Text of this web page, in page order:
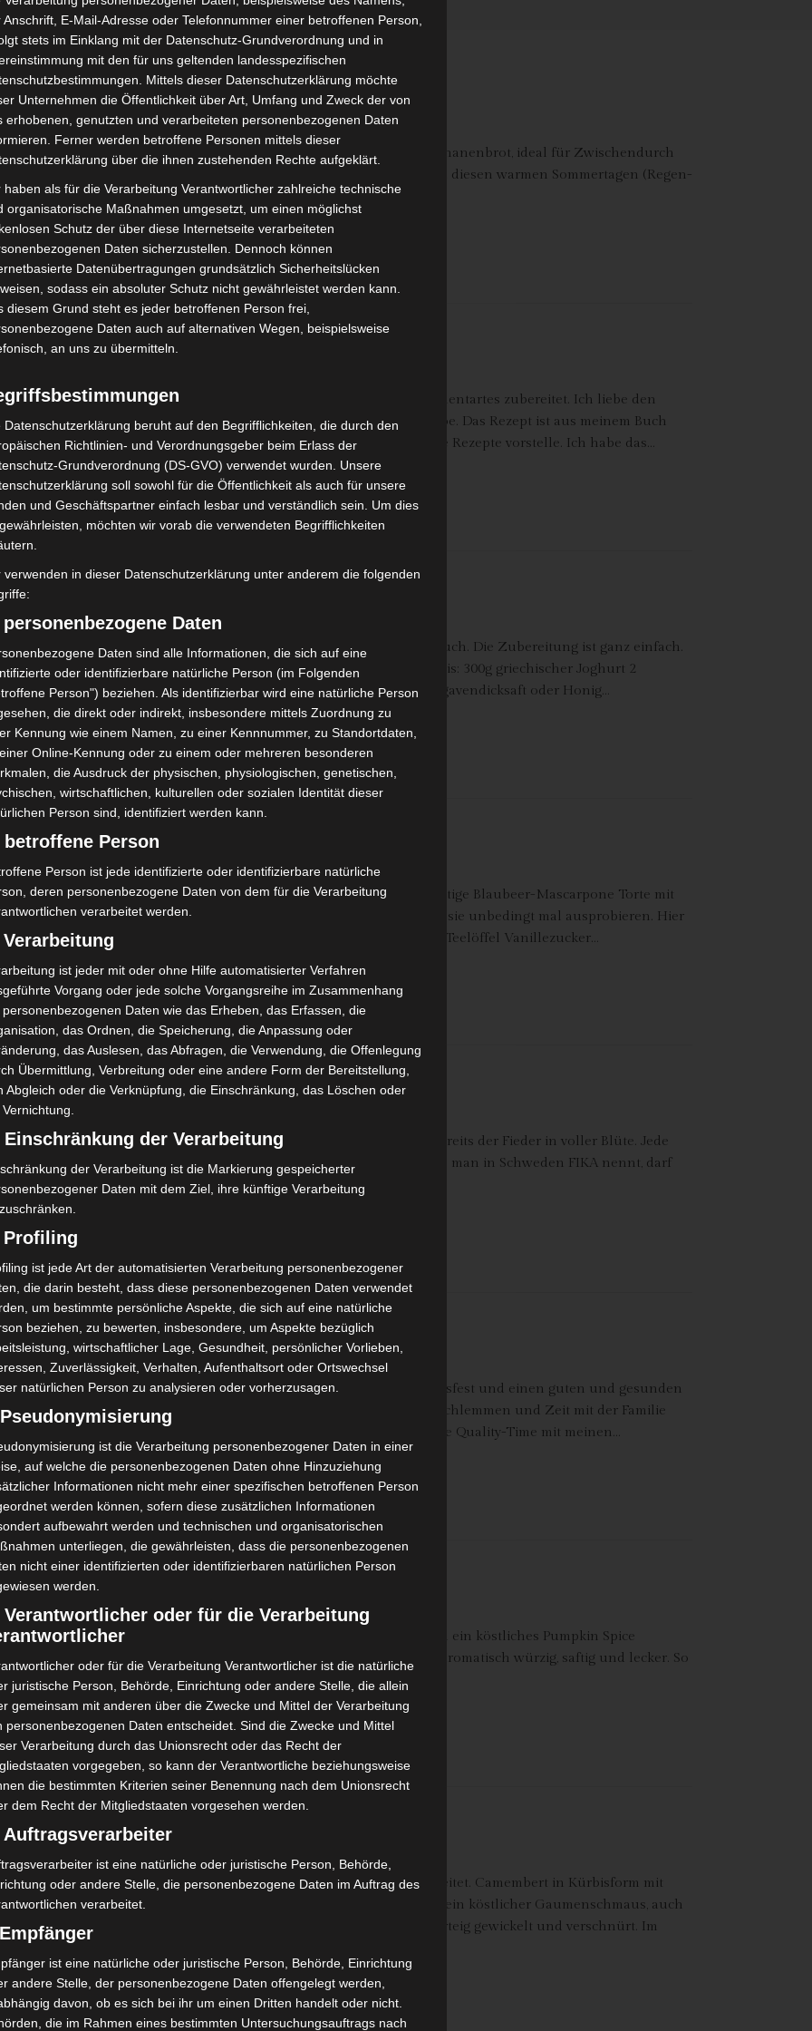
Bananenbrot
Lieben, heute habe ich ein leckeres Rezept für euch. Ein köstliches Bananenbrot, ideal für Zwischendurch
als Snack für den Büroalltag. Ich mag es ja gerne süß, aber gerade an diesen warmen Sommertagen (Regen-
Hitzewellen) sind auch mir Sahnetörtchen zu mächtig. Ein…
Ihr Lieben, vor Kurzem habe ich uns sommerlich-fruchtige Zitronentartes zubereitet. Ich liebe den
leicht säuerlichen Zitronengeschmack mit der süßen Baiserhaube. Das Rezept ist aus meinem Buch
Jahr im Schwedenhaus“, in dem ich euch viele schwedische saisonale Rezepte vorstelle. Ich habe das…
2024
Eis
Lieben, heute habe ich ein köstlich cremiges Blaubeereis-Rezept für euch. Die Zubereitung ist ganz einfach.
perfekte Eis für den Sommer. Hier ist das Rezepte für euch. Blaubeereis: 300g griechischer Joghurt 2
SYLT BLÅBÄR Blaubeerkonfitüre 1 Esslöffel Zucker, alternativ Agavendicksaft oder Honig…
2024
REZEPTE RÖDA HUS
Mascarpone Torte
Lieben, heute habe ein leckeres Rezept für euch. Eine cremige & fruchtige Blaubeer-Mascarpone Torte mit
luftig leichtem Biskuitboden. Die perfekte Sommer-Torte. Ihr müsst sie unbedingt mal ausprobieren. Hier
Rezept für euch. Biskuit Boden (17cm Durchmesser) 80g Zucker ½ Teelöffel Vanillezucker…
Zimtschnecken in Blütenform
der Frühling liegt in der Luft und in wenigen Wochen steht bereits der Fieder in voller Blüte. Jede
Minute wird im Garten verbracht & eine gemütliche Kaffeepause, die man in Schweden FIKA nennt, darf
nicht fehlen. Zur FIKA schmecken Zimtschnecken…
WEIHNACHTEN
Weihnachten „Christmas-Cocktail“
Lieben, ich wünsche euch ein fröhliches und besinnliches Weihnachtsfest und einen guten und gesunden
in das neue Jahr. Wir werden die Weihnachtstage genießen, lecker schlemmen und Zeit mit der Familie
den das ist das größte Weihnachtsgeschenk. Meine persönliche Quality-Time mit meinen…
2023
Spice Cupcakes
Kürbisse liebe ich in allen Variationen. Heute möchte ich euch ein köstliches Pumpkin Spice
Rezept vorstellen. Ihr werdet diese Muffins lieben. Sie sind so aromatisch würzig, saftig und lecker. So
der Herbst! Die Muffins sind nicht nur zu Halloween eine…
2023
in Kürbisform
Lieben, vor wenigen Tagen habe ich uns eine schnelle Leckerei zubereitet. Camembert in Kürbisform mit
Der geschmolzene Käse in Blätterteig gehüllt, ist nicht nur ein köstlicher Gaumenschmaus, auch
herbstlicher Augenschmaus. Den runden Camembert habe ich Blätterteig gewickelt und verschnürt. Im
2023
Anschrift, E-Mail-Adresse oder Telefonnummer einer betroffenen Person,
stets im Einklang mit der Datenschutz-Grundverordnung und in
mit den für uns geltenden landesspezifischen
Mittels dieser Datenschutzerklärung möchte
Unternehmen die Öffentlichkeit über Art, Umfang und Zweck der von
erhobenen, genutzten und verarbeiteten personenbezogenen Daten
Ferner werden betroffene Personen mittels dieser
über die ihnen zustehenden Rechte aufgeklärt.
haben als für die Verarbeitung Verantwortlicher zahlreiche technische
organisatorische Maßnahmen umgesetzt, um einen möglichst
Schutz der über diese Internetseite verarbeiteten
Daten sicherzustellen. Dennoch können
Datenübertragungen grundsätzlich Sicherheitslücken
sodass ein absoluter Schutz nicht gewährleistet werden kann.
diesem Grund steht es jeder betroffenen Person frei,
Daten auch auf alternativen Wegen, beispielsweise
an uns zu übermitteln.
Datenschutzerklärung beruht auf den Begrifflichkeiten, die durch den
Richtlinien- und Verordnungsgeber beim Erlass der
Grundverordnung (DS-GVO) verwendet wurden. Unsere
soll sowohl für die Öffentlichkeit als auch für unsere
und Geschäftspartner einfach lesbar und verständlich sein. Um dies
möchten wir vorab die verwendeten Begrifflichkeiten
verwenden in dieser Datenschutzerklärung unter anderem die folgenden
personenbezogene Daten
Daten sind alle Informationen, die sich auf eine
oder identifizierbare natürliche Person (im Folgenden
Person") beziehen. Als identifizierbar wird eine natürliche Person
die direkt oder indirekt, insbesondere mittels Zuordnung zu
Kennung wie einem Namen, zu einer Kennnummer, zu Standortdaten,
Online-Kennung oder zu einem oder mehreren besonderen
die Ausdruck der physischen, physiologischen, genetischen,
wirtschaftlichen, kulturellen oder sozialen Identität dieser
Person sind, identifiziert werden kann.
betroffene Person
Person ist jede identifizierte oder identifizierbare natürliche
deren personenbezogene Daten von dem für die Verarbeitung
verarbeitet werden.
ist jeder mit oder ohne Hilfe automatisierter Verfahren
Vorgang oder jede solche Vorgangsreihe im Zusammenhang
personenbezogenen Daten wie das Erheben, das Erfassen, die
das Ordnen, die Speicherung, die Anpassung oder
das Auslesen, das Abfragen, die Verwendung, die Offenlegung
Übermittlung, Verbreitung oder eine andere Form der Bereitstellung,
Abgleich oder die Verknüpfung, die Einschränkung, das Löschen oder
Einschränkung der Verarbeitung
der Verarbeitung ist die Markierung gespeicherter
Daten mit dem Ziel, ihre künftige Verarbeitung
Profiling
ist jede Art der automatisierten Verarbeitung personenbezogener
die darin besteht, dass diese personenbezogenen Daten verwendet
um bestimmte persönliche Aspekte, die sich auf eine natürliche
beziehen, zu bewerten, insbesondere, um Aspekte bezüglich
wirtschaftlicher Lage, Gesundheit, persönlicher Vorlieben,
Zuverlässigkeit, Verhalten, Aufenthaltsort oder Ortswechsel
natürlichen Person zu analysieren oder vorherzusagen.
ist die Verarbeitung personenbezogener Daten in einer
auf welche die personenbezogenen Daten ohne Hinzuziehung
Informationen nicht mehr einer spezifischen betroffenen Person
werden können, sofern diese zusätzlichen Informationen
aufbewahrt werden und technischen und organisatorischen
unterliegen, die gewährleisten, dass die personenbezogenen
nicht einer identifizierten oder identifizierbaren natürlichen Person
werden.
Verantwortlicher oder für die Verarbeitung
oder für die Verarbeitung Verantwortlicher ist die natürliche
juristische Person, Behörde, Einrichtung oder andere Stelle, die allein
gemeinsam mit anderen über die Zwecke und Mittel der Verarbeitung
personenbezogenen Daten entscheidet. Sind die Zwecke und Mittel
Verarbeitung durch das Unionsrecht oder das Recht der
vorgegeben, so kann der Verantwortliche beziehungsweise
die bestimmten Kriterien seiner Benennung nach dem Unionsrecht
dem Recht der Mitgliedstaaten vorgesehen werden.
Auftragsverarbeiter
ist eine natürliche oder juristische Person, Behörde,
oder andere Stelle, die personenbezogene Daten im Auftrag des
verarbeitet.
ist eine natürliche oder juristische Person, Behörde, Einrichtung
andere Stelle, der personenbezogene Daten offengelegt werden,
davon, ob es sich bei ihr um einen Dritten handelt oder nicht.
die im Rahmen eines bestimmten Untersuchungsauftrags nach